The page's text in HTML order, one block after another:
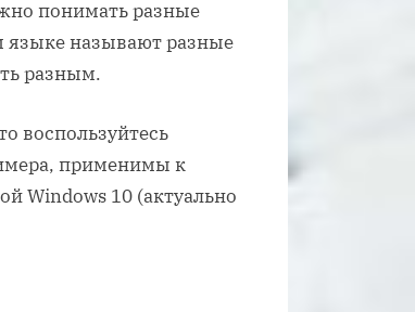
понимать разные
языке называют разные
разным.
воспользуйтесь
применимы к
Windows 10 (актуально